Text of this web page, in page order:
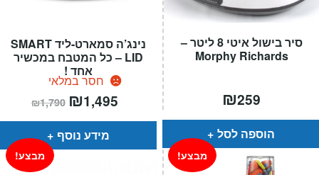
נינג’ה סמארט-ליד SMART
LID – כל המטבח במכשיר
אחד !
חסר במלאי
₪1,790 המחיר
המקורי
היה:
₪1,790.
₪1,495
הוא:
מידע נוסף
סיר בישול איטי 8 ליטר –
Morphy Richards
₪259
הוספה לסל
מבצע! מבצע!